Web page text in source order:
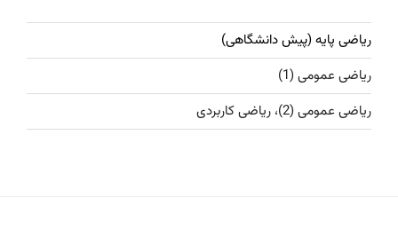
ریاضی پایه (پیش دانشگاهی)
ریاضی عمومی (1)
ریاضی عمومی (2)، ریاضی کاربردی